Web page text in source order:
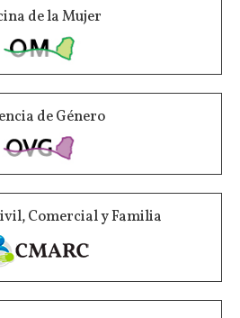
de la Mujer
de Género
Comercial y Familia